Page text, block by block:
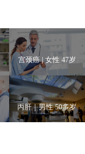
宫颈癌 | 女性 47岁
丙肝｜男性 50多岁